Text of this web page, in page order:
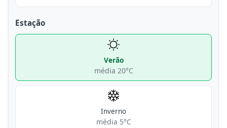
Estação
Verão
média 20°C
Inverno
média 5°C